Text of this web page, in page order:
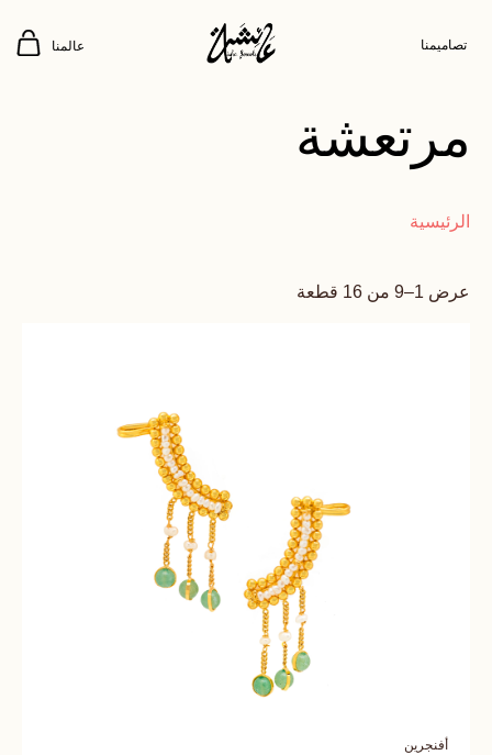
تصاميمنا عالمنا
مرتعشة
الرئيسية
عرض 1–9 من 16 قطعة
أفنجرين